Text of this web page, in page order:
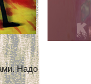
Надо